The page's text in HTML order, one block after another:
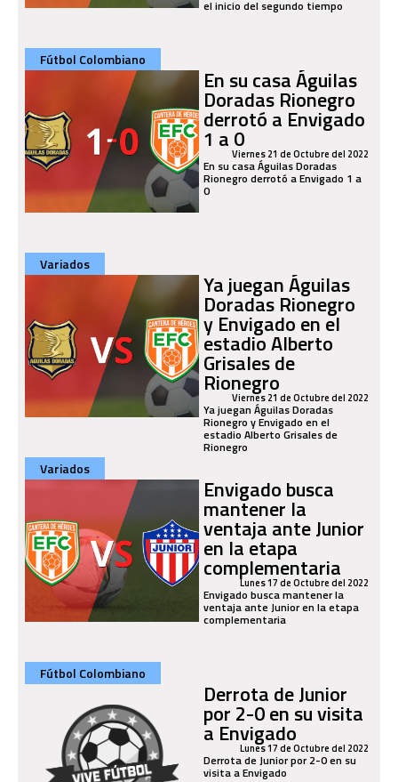
el inicio del segundo tiempo
Fútbol Colombiano
En su casa Águilas
Doradas Rionegro
derrotó a Envigado
1 a 0Viernes 21 de Octubre del 2022
En su casa Águilas Doradas
Rionegro derrotó a Envigado 1 a
0
Variados
Ya juegan Águilas
Doradas Rionegro
y Envigado en el
estadio Alberto
Grisales de
Rionegro
Viernes 21 de Octubre del 2022
Ya juegan Águilas Doradas
Rionegro y Envigado en el
estadio Alberto Grisales de
Rionegro
Variados
Envigado busca
mantener la
ventaja ante Junior
en la etapa
complementaria
Lunes 17 de Octubre del 2022
Envigado busca mantener la
ventaja ante Junior en la etapa
complementaria
Fútbol Colombiano
Derrota de Junior
por 2-0 en su visita
a Envigado
Lunes 17 de Octubre del 2022
Derrota de Junior por 2-0 en su
visita a Envigado